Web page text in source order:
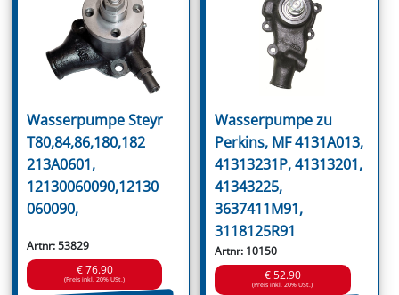
Wasserpumpe Steyr
T80,84,86,180,182
213A0601,
12130060090,12130
060090,
Artnr: 53829
€ 76.90
(Preis inkl. 20% USt.)
Wasserpumpe zu
Perkins, MF 4131A013,
41313231P, 41313201,
41343225,
3637411M91,
3118125R91
Artnr: 10150
€ 52.90
(Preis inkl. 20% USt.)